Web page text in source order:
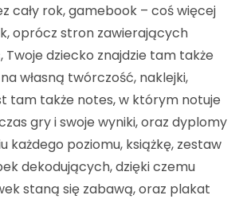
cały rok, gamebook – coś więcej
oprócz stron zawierających
dziecko znajdzie tam także
własną twórczość, naklejki,
tam także notes, w którym notuje
gry i swoje wyniki, oraz dyplomy
każdego poziomu, książkę, zestaw
dekodujących, dzięki czemu
staną się zabawą, oraz plakat